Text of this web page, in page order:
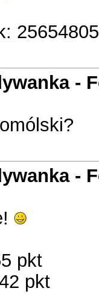
-
-
pkt
pkt